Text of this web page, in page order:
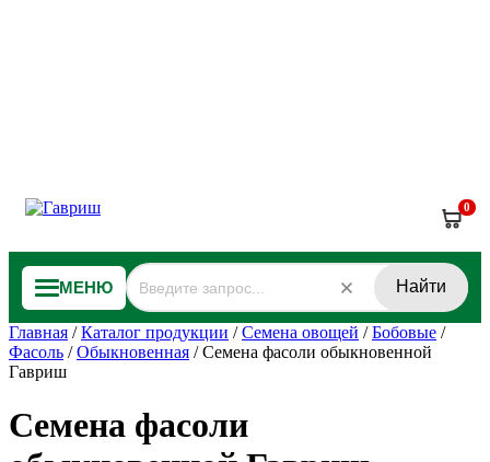
0
МЕНЮ Найти
Главная /Каталог продукции /Семена овощей /Бобовые /
Фасоль /Обыкновенная /Семена фасоли обыкновенной
Гавриш
Семена фасоли